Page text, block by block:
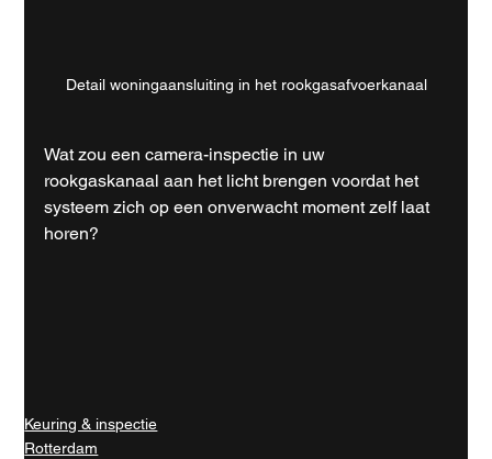
Detail woningaansluiting in het rookgasafvoerkanaal
Wat zou een camera-inspectie in uw
rookgaskanaal aan het licht brengen voordat het
systeem zich op een onverwacht moment zelf laat
horen?
Keuring & inspectie
Rotterdam